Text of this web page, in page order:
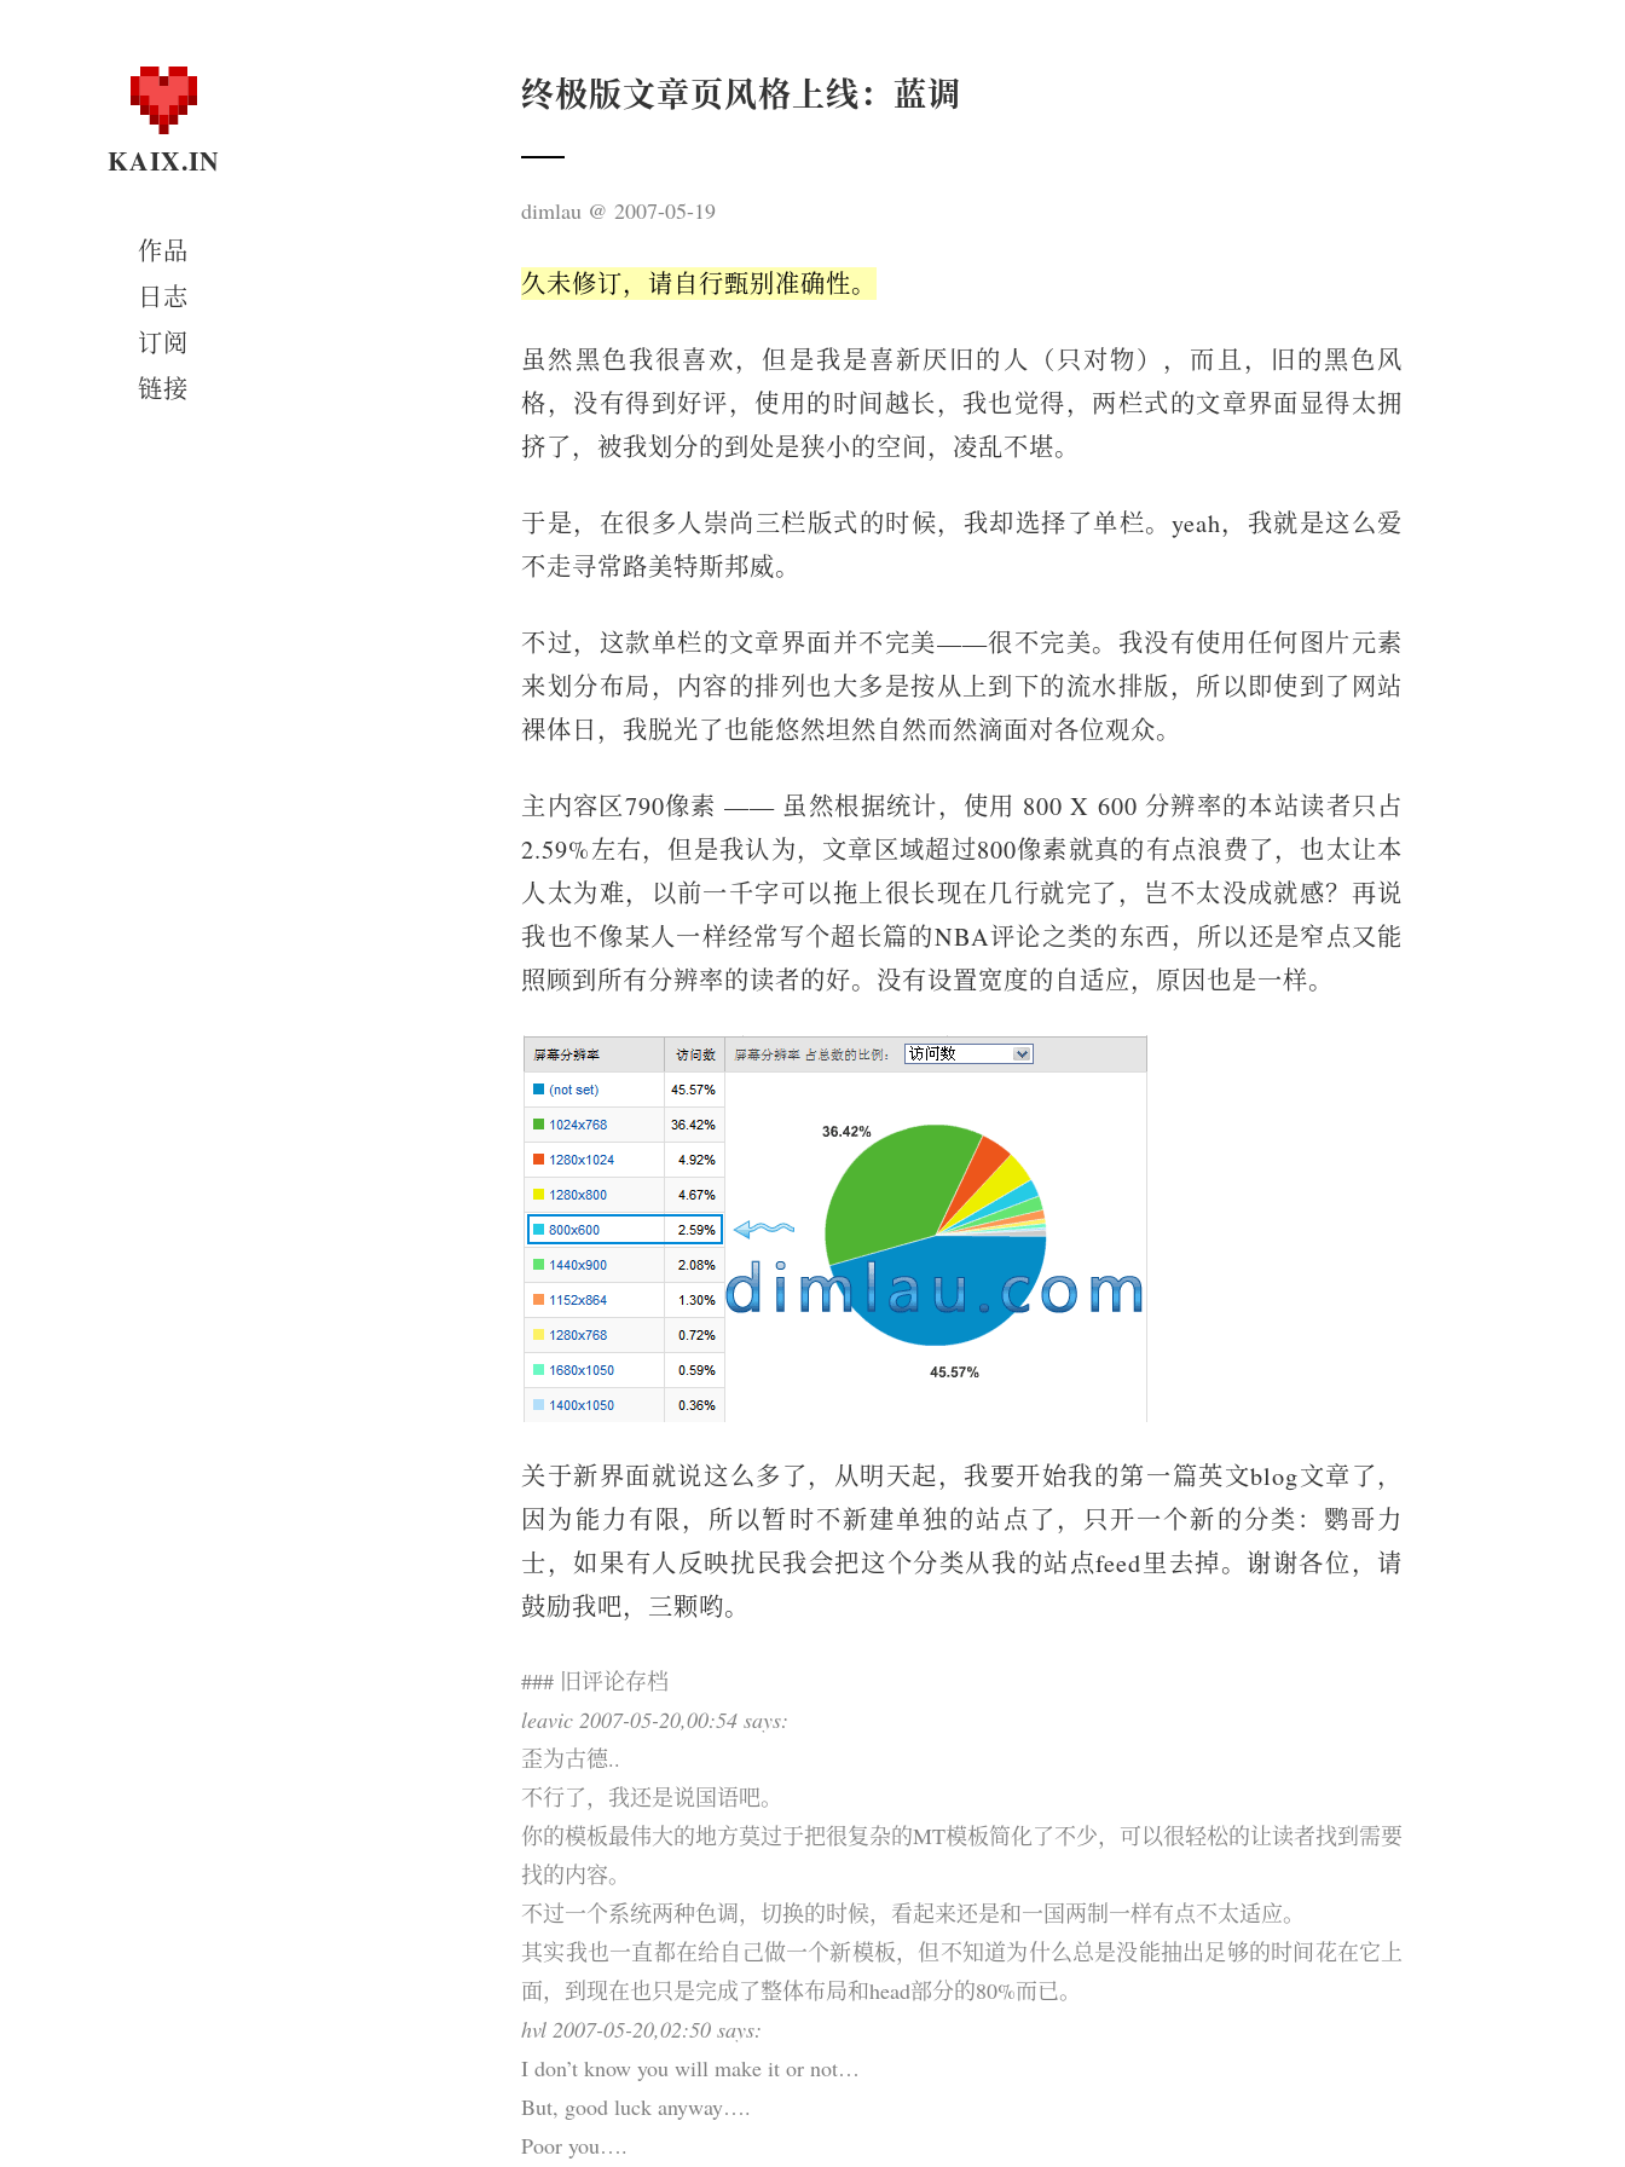
KAIX.IN
作品
日志
订阅
链接
终极版文章页风格上线：蓝调
dimlau 2007-05-19
久未修订，请自行甄别准确性。
虽然黑色我很喜欢，但是我是喜新厌旧的人（只对物），而且，旧的黑色风
格，没有得到好评，使用的时间越长，我也觉得，两栏式的文章界面显得太拥
挤了，被我划分的到处是狭小的空间，凌乱不堪。
于是，在很多人崇尚三栏版式的时候，我却选择了单栏。yeah，我就是这么爱
不走寻常路美特斯邦威。
不过，这款单栏的文章界面并不完美——很不完美。我没有使用任何图片元素
来划分布局，内容的排列也大多是按从上到下的流水排版，所以即使到了网站
裸体日，我脱光了也能悠然坦然自然而然滴面对各位观众。
主内容区790像素 —— 虽然根据统计，使用 800 X 600 分辨率的本站读者只占
2.59%左右，但是我认为，文章区域超过800像素就真的有点浪费了，也太让本
人太为难，以前一千字可以拖上很长现在几行就完了，岂不太没成就感？再说
我也不像某人一样经常写个超长篇的NBA评论之类的东西，所以还是窄点又能
照顾到所有分辨率的读者的好。没有设置宽度的自适应，原因也是一样。
关于新界面就说这么多了，从明天起，我要开始我的第一篇英文blog文章了，
因为能力有限，所以暂时不新建单独的站点了，只开一个新的分类：鹦哥力
士，如果有人反映扰民我会把这个分类从我的站点feed里去掉。谢谢各位，请
鼓励我吧，三颗哟。
### 旧评论存档
leavic 2007-05-20,00:54 says:
歪为古德..
不行了，我还是说国语吧。
你的模板最伟大的地方莫过于把很复杂的MT模板简化了不少，可以很轻松的让读者找到需要
找的内容。
不过一个系统两种色调，切换的时候，看起来还是和一国两制一样有点不太适应。
其实我也一直都在给自己做一个新模板，但不知道为什么总是没能抽出足够的时间花在它上
面，到现在也只是完成了整体布局和head部分的80%而已。
hvl 2007-05-20,02:50 says:
I don’t know you will make it or not…
But, good luck anyway….
Poor you….